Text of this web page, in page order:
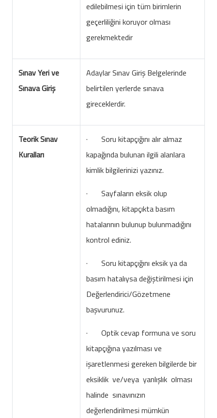
edilebilmesi için tüm birimlerin
geçerliliğini koruyor olması
gerekmektedir
Sınav Yeri ve
Sınava Giriş
Adaylar Sınav Giriş Belgelerinde
belirtilen yerlerde sınava
gireceklerdir.
Teorik Sınav
Kuralları
· Soru kitapçığını alır almaz
kapağında bulunan ilgili alanlara
kimlik bilgilerinizi yazınız.
· Sayfaların eksik olup
olmadığını, kitapçıkta basım
hatalarının bulunup bulunmadığını
kontrol ediniz.
· Soru kitapçığını eksik ya da
basım hatalıysa değiştirilmesi için
Değerlendirici/Gözetmene
başvurunuz.
· Optik cevap formuna ve soru
kitapçığına yazılması ve
işaretlenmesi gereken bilgilerde bir
eksiklik ve/veya yanlışlık olması
halinde sınavınızın
değerlendirilmesi mümkün